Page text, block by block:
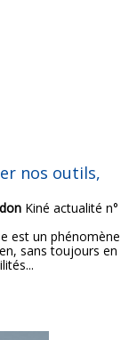
nos outils,
Kiné actualité n°
est un phénomène
sans toujours en